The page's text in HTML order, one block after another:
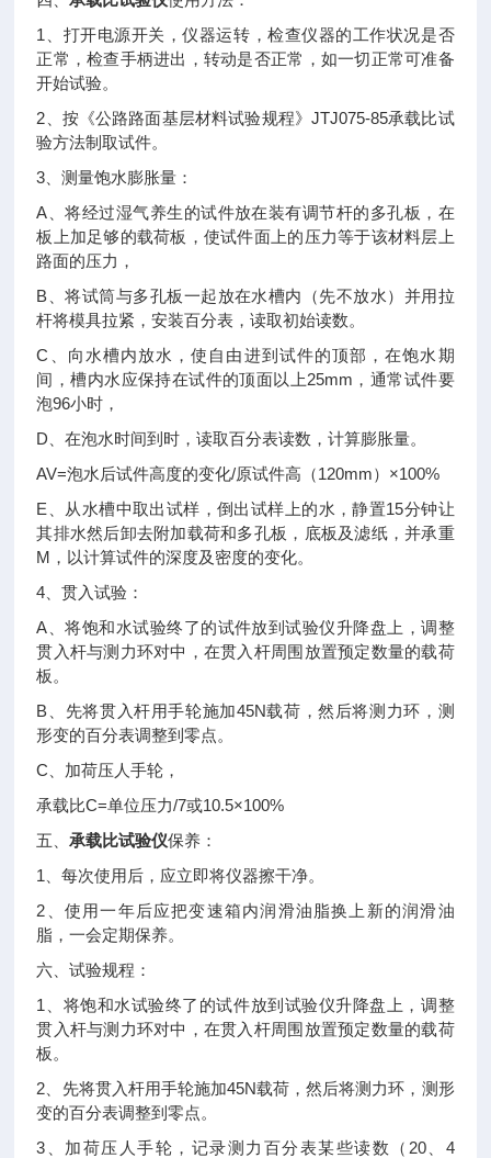
1 、打开电源开关，仪器运转，检查仪器的工作状况是否
正常，检查手柄进出，转动是否正常，如一切正常可准备
开始试验。
2 、按《公路路面基层材料试验规程》 JTJ075-85承载比试
验方法制取试件。
3 、测量饱水膨胀量：
A 、将经过湿气养生的试件放在装有调节杆的多孔板，在
板上加足够的载荷板，使试件面上的压力等于该材料层上
路面的压力，
B 、将试筒与多孔板一起放在水槽内（先不放水）并用拉
杆将模具拉紧，安装百分表，读取初始读数。
C 、向水槽内放水，使自由进到试件的顶部，在饱水期
间，槽内水应保持在试件的顶面以上25mm ，通常试件要
泡96小时，
D 、在泡水时间到时，读取百分表读数，计算膨胀量。
AV=泡水后试件高度的变化/原试件高（120mm） ×100%
E 、从水槽中取出试样，倒出试样上的水，静置15分钟让
其排水然后卸去附加载荷和多孔板，底板及滤纸，并承重
M ，以计算试件的深度及密度的变化。
4 、贯入试验：
A 、将饱和水试验终了的试件放到试验仪升降盘上，调整
贯入杆与测力环对中，在贯入杆周围放置预定数量的载荷
板。
B 、先将贯入杆用手轮施加45N载荷，然后将测力环，测
形变的百分表调整到零点。
C 、加荷压人手轮，
承载比C=单位压力/7或10.5×100%
五、承载比试验仪保养：
1 、每次使用后，应立即将仪器擦干净。
2 、使用一年后应把变速箱内润滑油脂换上新的润滑油
脂，一会定期保养。
六、试验规程：
1 、将饱和水试验终了的试件放到试验仪升降盘上，调整
贯入杆与测力环对中，在贯入杆周围放置预定数量的载荷
板。
2 、先将贯入杆用手轮施加45N载荷，然后将测力环，测形
变的百分表调整到零点。
3 、加荷压人手轮，记录测力百分表某些读数（ 20、 4